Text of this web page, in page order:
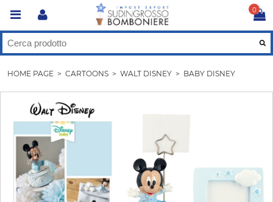
0
HOME PAGE > CARTOONS > WALT DISNEY > BABY DISNEY